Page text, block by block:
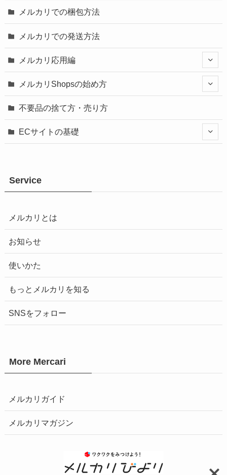
メルカリでの梱包方法
メルカリでの発送方法
メルカリ応用編
メルカリShopsの始め方
不要品の捨て方・売り方
ECサイトの基礎
Service
メルカリとは
お知らせ
使いかた
もっとメルカリを知る
SNSをフォロー
More Mercari
メルカリガイド
メルカリマガジン